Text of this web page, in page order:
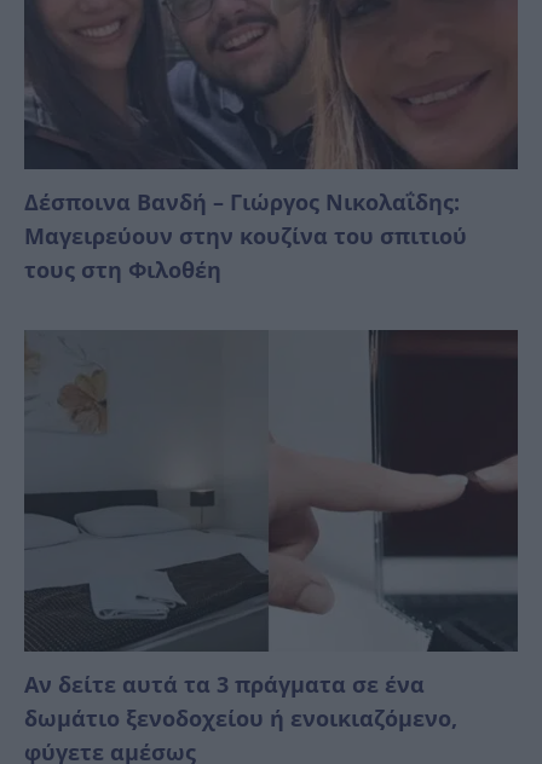
Δέσποινα Βανδή – Γιώργος Νικολαΐδης:
Μαγειρεύουν στην κουζίνα του σπιτιού
τους στη Φιλοθέη
Αν δείτε αυτά τα 3 πράγματα σε ένα
δωμάτιο ξενοδοχείου ή ενοικιαζόμενο,
φύγετε αμέσως